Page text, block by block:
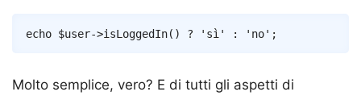
echo $user->isLoggedIn( ) ? 'sì' : 'no' ;
Molto semplice, vero? E di tutti gli aspetti di